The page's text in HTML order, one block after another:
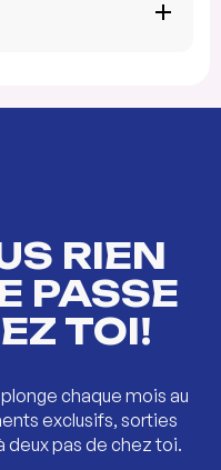
RIEN
PASSE
TOI!
chaque mois au
exclusifs, sorties
deux pas de chez toi.